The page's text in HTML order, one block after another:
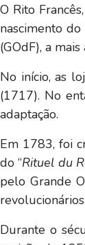
O Rito
nascimento
(GOdF), a
No início, as
(1717). No
adaptação.
Em 1783, foi
do “Rituel du
pelo Grande
Durante o